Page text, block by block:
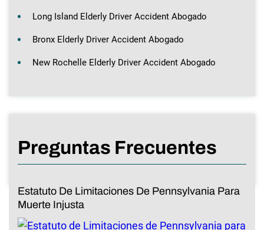
Long Island Elderly Driver Accident Abogado
Bronx Elderly Driver Accident Abogado
New Rochelle Elderly Driver Accident Abogado
Preguntas Frecuentes
Estatuto De Limitaciones De Pennsylvania Para
Muerte Injusta